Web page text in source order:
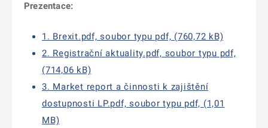
Prezentace:
1. Brexit.pdf, soubor typu pdf, (760,72 kB)
2. Registrační aktuality.pdf, soubor typu pdf,
(714,06 kB)
3. Market report a činnosti k zajištění
dostupnosti LP.pdf, soubor typu pdf, (1,01
MB)